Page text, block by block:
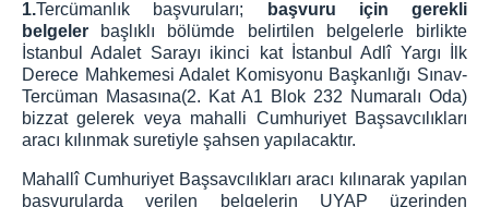
1.Tercümanlık başvuruları;
başvuru için gerekli
belgeler başlıklı bölümde belirtilen belgelerle birlikte
İstanbul Adalet Sarayı ikinci kat İstanbul Adlî Yargı İlk
Derece Mahkemesi Adalet Komisyonu Başkanlığı Sınav-
Tercüman Masasına(2. Kat A1 Blok 232 Numaralı Oda)
bizzat gelerek veya mahalli Cumhuriyet Başsavcılıkları
aracı kılınmak suretiyle şahsen yapılacaktır.
Mahallî Cumhuriyet Başsavcılıkları aracı kılınarak yapılan
başvurularda verilen belgelerin UYAP üzerinden